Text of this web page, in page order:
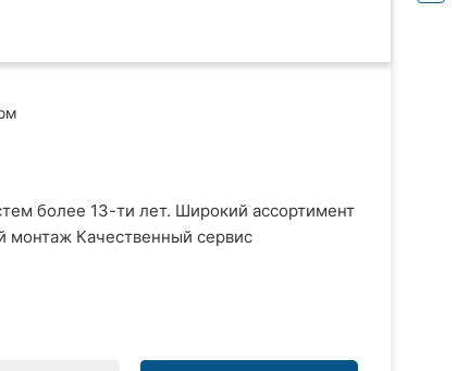
более 13-ти лет. Широкий ассортимент
монтаж Качественный сервис